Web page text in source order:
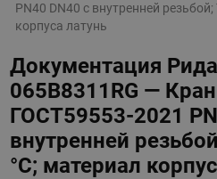
PN40 DN40 с внутренней
корпуса латунь
Документация
065B8311RG —
ГОСТ59553-2021
внутренней
°С; материал